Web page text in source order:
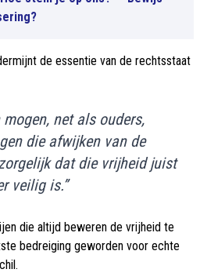
de essentie van de rechtsstaat
net als ouders,
die afwijken van de
dat die vrijheid juist
veilig is.”
die altijd beweren de vrijheid te
bedreiging geworden voor echte